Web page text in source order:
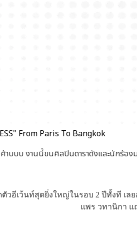
From Paris To Bangkok
าบบบ งานนี้ขนศิลปินดาราดังและนักร้อง
ตัวอีเว้นท์สุดยิ่งใหญ่ในรอบ 2 ปีทั้งที
แพร วทานิกา แ